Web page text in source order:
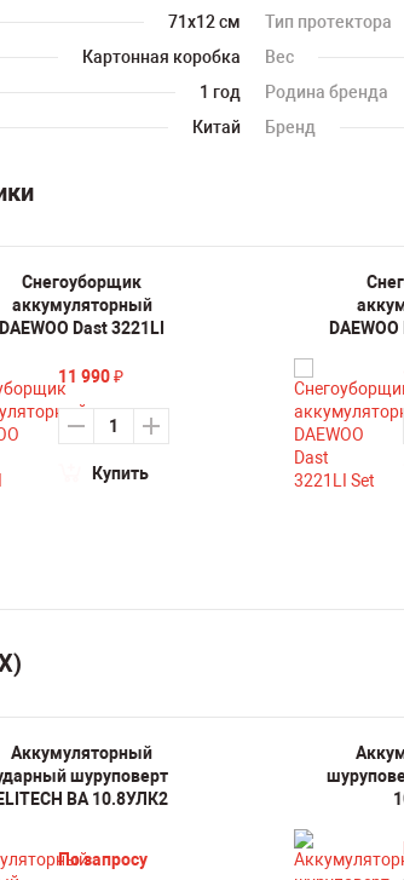
71х12 см Тип протектора
Картонная коробка Вес
1 год Родина бренда
Китай Бренд
Снегоуборщик
аккумуляторный
DAEWOO Dast 3221LI
11 990 ₽
Купить
Аккумуляторный
шуруповерт
ELITECH ВА 10.8УЛК2
По запросу